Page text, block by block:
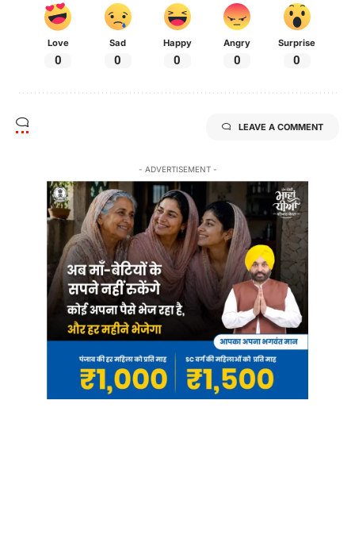
Love
0
Sad
0
Happy
0
Angry
0
Surprise
0
LEAVE A COMMENT
- ADVERTISEMENT -